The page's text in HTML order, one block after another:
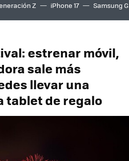
Z iPhone 17 Samsung
estrenar móvil,
sale más
llevar una
tablet de regalo